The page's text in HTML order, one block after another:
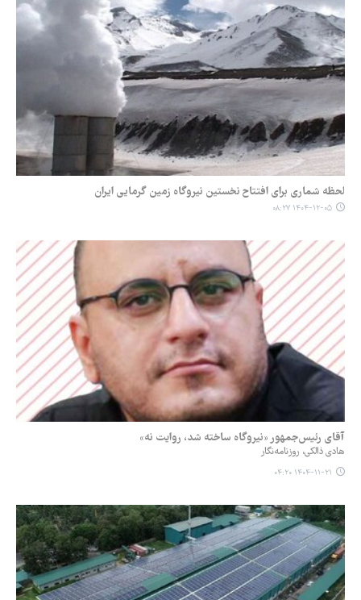
لحظه شماری برای افتتاح نخستین نیروگاه زمین‌ گرمایی ایران
۱۴۰۴-۱۲-۰۵ ۰۸:۲۷
آقای رئیس‌جمهور «نیروگاه ساخته شد، روایت نه»
هادی ذالکی، روزنامه‌نگار
۱۴۰۴-۱۱-۲۱ ۰۴:۲۰